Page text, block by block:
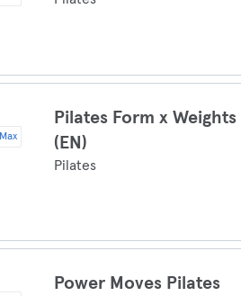
Max
Pilates Form x Weights
(EN)
Pilates
Power Moves Pilates